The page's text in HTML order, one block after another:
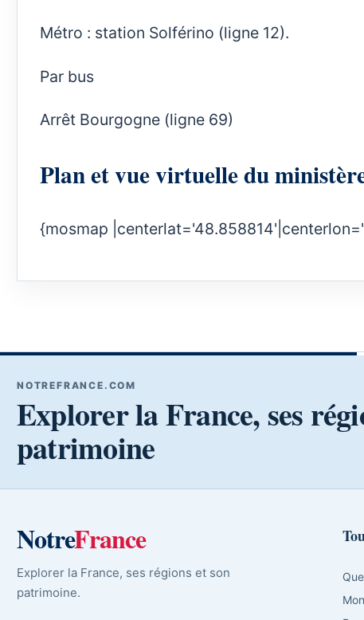
Métro : station Solférino (ligne 12).
Par bus
Arrêt Bourgogne (ligne 69)
Plan et vue virtuelle du
{mosmap
NOTREFRANCE.COM
Explorer la France, ses
patrimoine
NotreFrance
Explorer la France, ses régions et son
patrimoine.